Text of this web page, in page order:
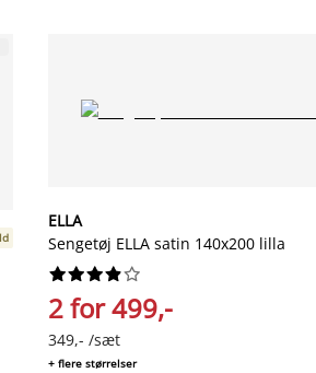
ELLA
Sengetøj ELLA satin 140x200 lilla






2 for 499,-
349,- /sæt
+ flere størrelser